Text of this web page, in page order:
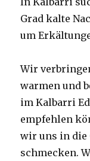
Grad kalte
um
Wir
warmen und
im Kalbarri
empfehlen
wir uns in die
schmecken.